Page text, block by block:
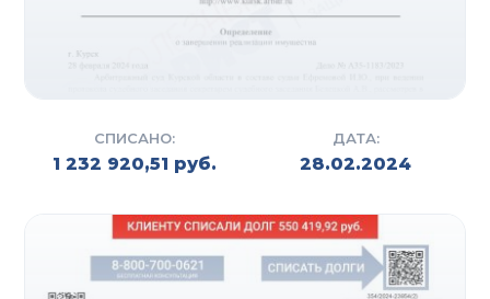
СПИСАНО:
1 232 920,51 руб.
ДАТА:
28.02.2024